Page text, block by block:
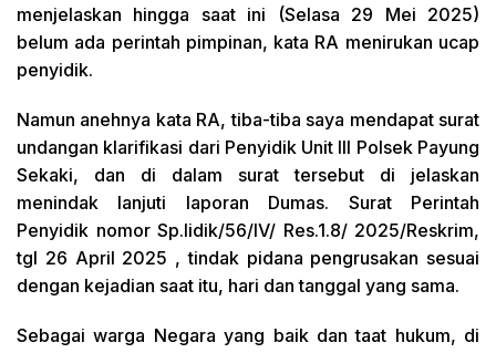
menjelaskan hingga saat ini (Selasa 29 Mei 2025)
belum ada perintah pimpinan, kata RA menirukan ucap
penyidik.
Namun anehnya kata RA, tiba-tiba saya mendapat surat
undangan klarifikasi dari Penyidik Unit III Polsek Payung
Sekaki, dan di dalam surat tersebut di jelaskan
menindak lanjuti laporan Dumas. Surat Perintah
Penyidik nomor Sp.lidik/56/IV/ Res.1.8/ 2025/Reskrim,
tgl 26 April 2025 , tindak pidana pengrusakan sesuai
dengan kejadian saat itu, hari dan tanggal yang sama.
Sebagai warga Negara yang baik dan taat hukum, di